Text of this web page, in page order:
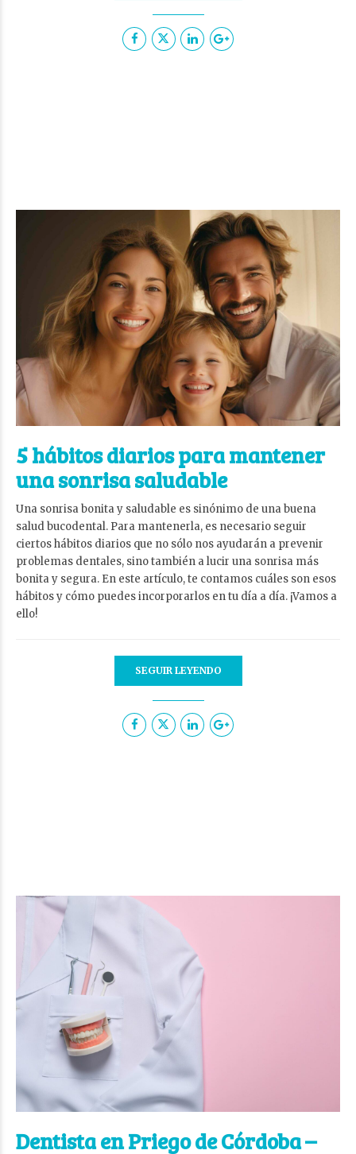
5 hábitos diarios para mantener
una sonrisa saludable
Una sonrisa bonita y saludable es sinónimo de una buena
salud bucodental. Para mantenerla, es necesario seguir
ciertos hábitos diarios que no sólo nos ayudarán a prevenir
problemas dentales, sino también a lucir una sonrisa más
bonita y segura. En este artículo, te contamos cuáles son esos
hábitos y cómo puedes incorporarlos en tu día a día. ¡Vamos a
ello!
SEGUIR LEYENDO
Dentista en Priego de Córdoba –